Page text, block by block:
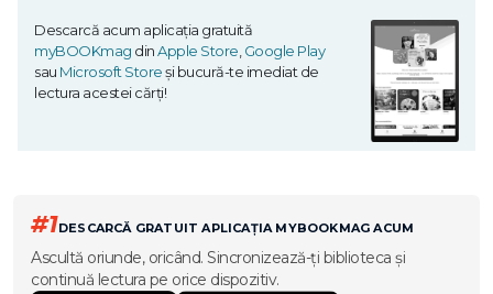
Descarcă acum aplicația gratuită
myBOOKmag dinApple Store,Google Play
sau Microsoft Storeși bucură-te imediat de
lectura acestei cărți!
#1DESCARCĂ GRATUIT APLICAȚIA MYBOOKMAG ACUM
Ascultă oriunde, oricând. Sincronizează-ți biblioteca și
continuă lectura pe orice dispozitiv.